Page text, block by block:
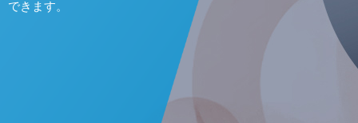
できます。